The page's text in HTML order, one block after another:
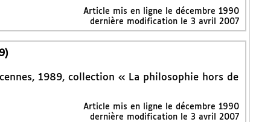
Article mis en ligne ledécembre 1990
dernière modification le 3 avril 2007
1989, collection « La philosophie hors de
Article mis en ligne le décembre 1990
dernière modification le 3 avril 2007